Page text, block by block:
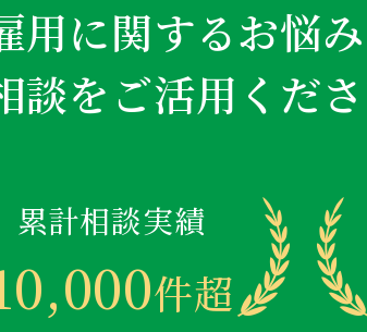
用に関するお悩み
談をご活用くださ
累計相談実績
件超